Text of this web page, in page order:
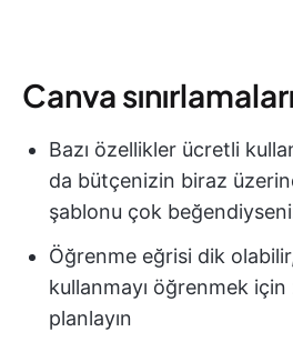
Canva sınırlamaları
Bazı özellikler ücretli
da bütçenizin biraz
şablonu çok
Öğrenme eğrisi dik
kullanmayı öğrenmek için
planlayın